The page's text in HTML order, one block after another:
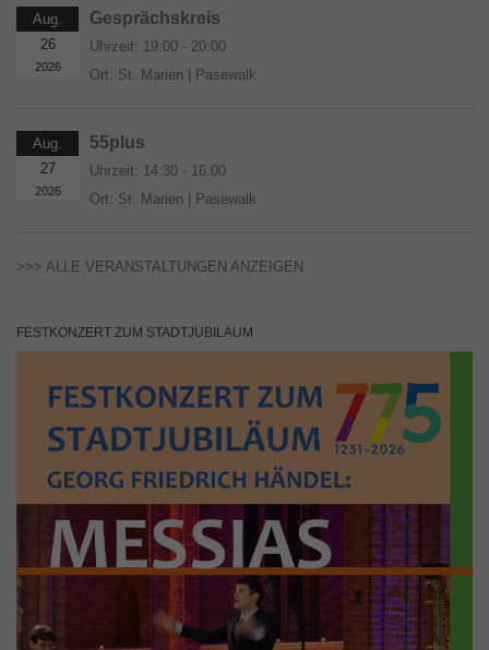
Aug.
26
2026
Gesprächskreis
Uhrzeit: 19:00 - 20:00
Ort: St. Marien | Pasewalk
Aug.
27
2026
55plus
Uhrzeit: 14:30 - 16:00
Ort: St. Marien | Pasewalk
>>> ALLE VERANSTALTUNGEN ANZEIGEN
FESTKONZERT ZUM STADTJUBILÄUM